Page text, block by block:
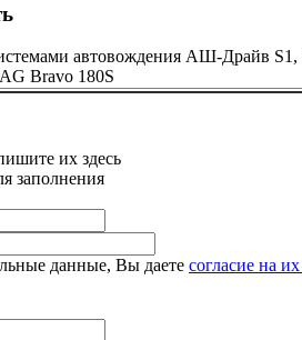
автовождения АШ-Драйв
Bravo 180S
их здесь
заполнения
данные, Вы даете согласие на